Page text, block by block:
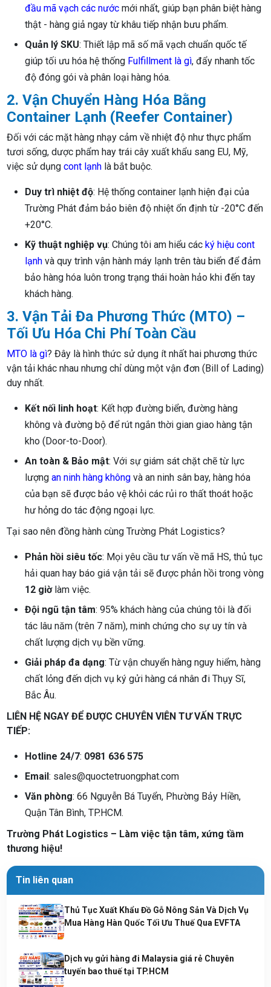
đầu mã vạch các nước mới nhất, giúp bạn phân biệt hàng
thật - hàng giả ngay từ khâu tiếp nhận bưu phẩm.
Quản lý SKU: Thiết lập mã số mã vạch chuẩn quốc tế
giúp tối ưu hóa hệ thống Fulfillment là gì, đẩy nhanh tốc
độ đóng gói và phân loại hàng hóa.
2. Vận Chuyển Hàng Hóa Bằng
Container Lạnh (Reefer Container)
Đối với các mặt hàng nhạy cảm về nhiệt độ như thực phẩm
tươi sống, dược phẩm hay trái cây xuất khẩu sang EU, Mỹ,
việc sử dụngcont lạnh là bắt buộc.
Duy trì nhiệt độ: Hệ thống container lạnh hiện đại của
Trường Phát đảm bảo biên độ nhiệt ổn định từ -20°C đến
+20°C.
Kỹ thuật nghiệp vụ: Chúng tôi am hiểu các ký hiệu cont
lạnh và quy trình vận hành máy lạnh trên tàu biển để đảm
bảo hàng hóa luôn trong trạng thái hoàn hảo khi đến tay
khách hàng.
3. Vận Tải Đa Phương Thức (MTO) –
Tối Ưu Hóa Chi Phí Toàn Cầu
MTO là gì? Đây là hình thức sử dụng ít nhất hai phương thức
vận tải khác nhau nhưng chỉ dùng một vận đơn (Bill of Lading)
duy nhất.
Kết nối linh hoạt: Kết hợp đường biển, đường hàng
không và đường bộ để rút ngắn thời gian giao hàng tận
kho (Door-to-Door).
An toàn & Bảo mật: Với sự giám sát chặt chẽ từ lực
lượngan ninh hàng không và an ninh sân bay, hàng hóa
của bạn sẽ được bảo vệ khỏi các rủi ro thất thoát hoặc
hư hỏng do tác động ngoại lực.
Tại sao nên đồng hành cùng Trường Phát Logistics?
Phản hồi siêu tốc: Mọi yêu cầu tư vấn về mã HS, thủ tục
hải quan hay báo giá vận tải sẽ được phản hồi trong vòng
12 giờlàm việc.
Đội ngũ tận tâm: 95% khách hàng của chúng tôi là đối
tác lâu năm (trên 7 năm), minh chứng cho sự uy tín và
chất lượng dịch vụ bền vững.
Giải pháp đa dạng: Từ vận chuyển hàng nguy hiểm, hàng
chất lỏng đến dịch vụ ký gửi hàng cá nhân đi Thụy Sĩ,
Bắc Âu.
LIÊN HỆ NGAY ĐỂ ĐƯỢC CHUYÊN VIÊN TƯ VẤN TRỰC
TIẾP:
Hotline 24/7: 0981 636 575
Email: sales@quoctetruongphat.com
Văn phòng: 66 Nguyễn Bá Tuyển, Phường Bảy Hiền,
Quận Tân Bình, TP.HCM.
Trường Phát Logistics – Làm việc tận tâm, xứng tầm
thương hiệu!
Tin liên quan
Thủ Tục Xuất Khẩu Đồ Gỗ Nông Sản Và Dịch Vụ
Mua Hàng Hàn Quốc Tối Ưu Thuế Qua EVFTA
Dịch vụ gửi hàng đi Malaysia giá rẻ Chuyên
tuyến bao thuế tại TP.HCM